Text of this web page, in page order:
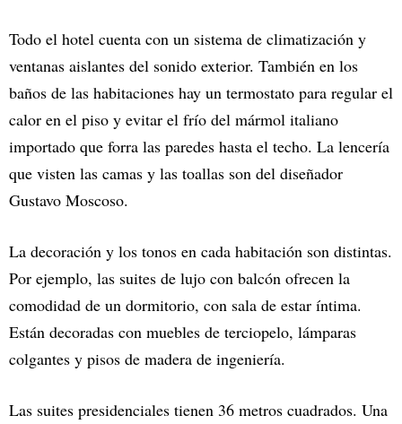
Todo el hotel cuenta con un sistema de climatización y
ventanas aislantes del sonido exterior. También en los
baños de las habitaciones hay un termostato para regular el
calor en el piso y evitar el frío del mármol italiano
importado que forra las paredes hasta el techo. La lencería
que visten las camas y las toallas son del diseñador
Gustavo Moscoso.
La decoración y los tonos en cada habitación son distintas.
Por ejemplo, las suites de lujo con balcón ofrecen la
comodidad de un dormitorio, con sala de estar íntima.
Están decoradas con muebles de terciopelo, lámparas
colgantes y pisos de madera de ingeniería.
Las suites presidenciales tienen 36 metros cuadrados. Una